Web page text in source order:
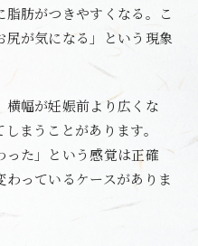
肪がつきやすくなる。こ
が気になる」という現象
幅が妊娠前より広くな
まうことがあります。
った」という感覚は正確
っているケースがありま